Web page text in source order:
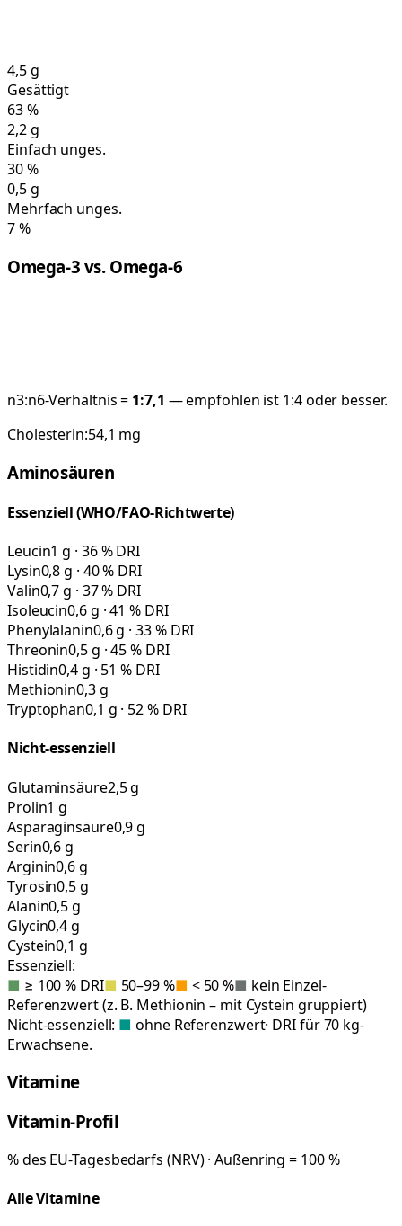
4,5g
Gesättigt
63%
2,2g
Einfach unges.
30%
0,5g
Mehrfach unges.
7%
Omega-3 vs. Omega-6
n3:n6-Verhältnis = 1:7,1 — empfohlen ist 1:4 oder besser.
Cholesterin:54,1 mg
Aminosäuren
Essenziell (WHO/FAO-Richtwerte)
Leucin1 g · 36 % DRI
Lysin0,8 g · 40 % DRI
Valin0,7 g · 37 % DRI
Isoleucin0,6 g · 41 % DRI
Phenylalanin0,6 g · 33 % DRI
Threonin0,5 g · 45 % DRI
Histidin0,4 g · 51 % DRI
Methionin0,3 g
Tryptophan0,1 g · 52 % DRI
Nicht-essenziell
Glutaminsäure2,5 g
Prolin1 g
Asparaginsäure0,9 g
Serin0,6 g
Arginin0,6 g
Tyrosin0,5 g
Alanin0,5 g
Glycin0,4 g
Cystein0,1 g
Essenziell:
■ ≥ 100 % DRI■ 50–99 %■ < 50 %■ kein Einzel-
Referenzwert (z. B. Methionin – mit Cystein gruppiert)
Nicht-essenziell: ■ ohne Referenzwert· DRI für 70 kg-
Erwachsene.
Vitamine
Vitamin-Profil
% des EU-Tagesbedarfs (NRV) · Außenring = 100 %
Alle Vitamine